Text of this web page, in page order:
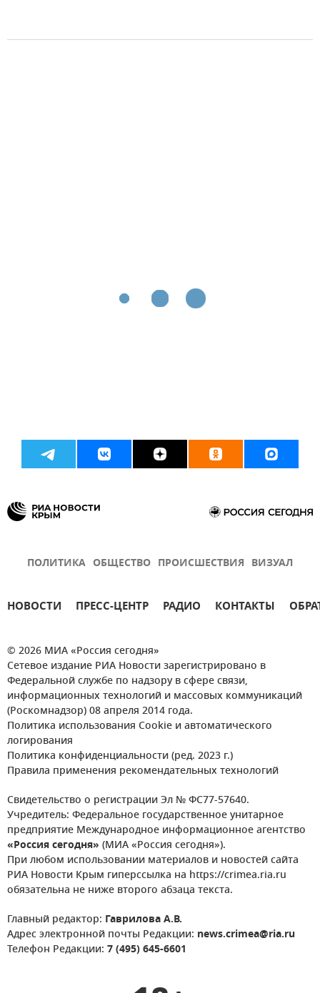
ПОЛИТИКА ОБЩЕСТВО ПРОИСШЕСТВИЯ ВИЗУАЛ
НОВОСТИ ПРЕСС-ЦЕНТР РАДИО КОНТАКТЫ
© 2026 МИА «Россия сегодня»
Сетевое издание РИА Новости зарегистрировано в
Федеральной службе по надзору в сфере связи,
информационных технологий и массовых коммуникаций
(Роскомнадзор) 08 апреля 2014 года.
Политика использования Cookie и автоматического
логирования
Политика конфиденциальности (ред. 2023 г.)
Правила применения рекомендательных технологий
Свидетельство о регистрации Эл № ФС77-57640.
Учредитель: Федеральное государственное унитарное
предприятие Международное информационное агентство
«Россия сегодня» (МИА «Россия сегодня»).
При любом использовании материалов и новостей сайта
РИА Новости Крым гиперссылка на https://crimea.ria.ru
обязательна не ниже второго абзаца текста.
Главный редактор: Гаврилова А.В.
Адрес электронной почты Редакции: news.crimea@ria.ru
Телефон Редакции: 7 (495) 645-6601